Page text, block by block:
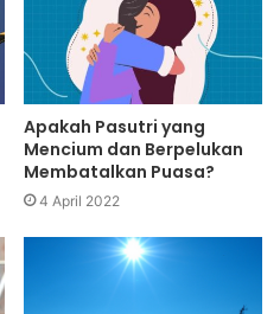
Apakah Pasutri yang
Mencium dan Berpelukan
Membatalkan Puasa?
4 April 2022